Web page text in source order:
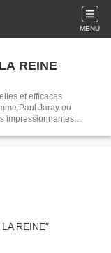
MENU
REINE
et efficaces
Paul Jaray ou
impressionnantes